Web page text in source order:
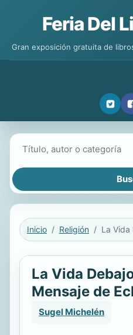
Feria Del
Gran exposición gratuita de
Inicio Religión
La Vida
Mensaje de
Sugel Michelén